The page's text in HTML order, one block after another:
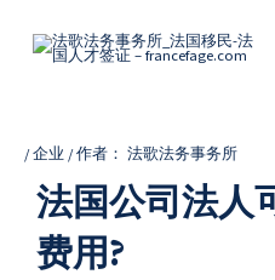
/企业/ 作者： 法歌法务事务所
法国公司法人
费用?
navigation